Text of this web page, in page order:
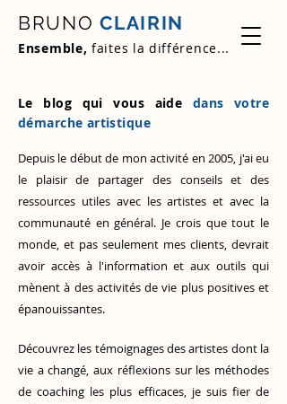
BRUNO CLAIRIN
Ensemble, faites la différence...
Le blog qui vous aide dans votre
démarche artistique
Depuis le début de mon activité en 2005, j'ai eu
le plaisir de partager des conseils et des
ressources utiles avec les artistes et avec la
communauté en général. Je crois que tout le
monde, et pas seulement mes clients, devrait
avoir accès à l'information et aux outils qui
mènent à des activités de vie plus positives et
épanouissantes.
Découvrez les témoignages des artistes dont la
vie a changé, aux réflexions sur les méthodes
de coaching les plus efficaces, je suis fier de